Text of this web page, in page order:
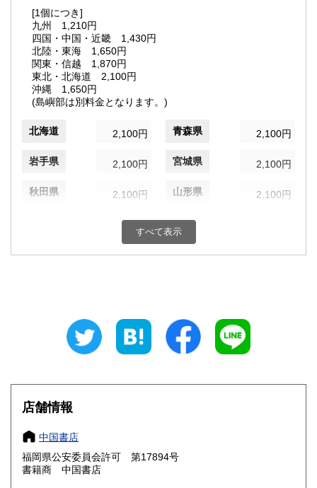
[1個につき]
九州 1,210円
四国・中国・近畿 1,430円
北陸・東海 1,650円
関東・信越 1,870円
東北・北海道 2,100円
沖縄 1,650円
(島嶼部は別料金となります。)
北海道 2,100円 青森県 2,100円
岩手県 2,100円 宮城県 2,100円
秋田県 2,100円 山形県 2,100円
2,100円 茨城県
栃木県 1,870円 群馬県 1,870円
1,870円 富山県
山梨県
岐阜県
愛知県 三重県
すべて表示
店舗情報
中国書店
福岡県公安委員会許可 第17894号
書籍商 中国書店